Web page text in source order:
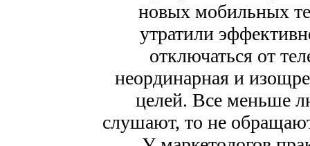
новых мобильных
утратили
отключаться от
неординарная и
целей. Все меньше
слушают, то не